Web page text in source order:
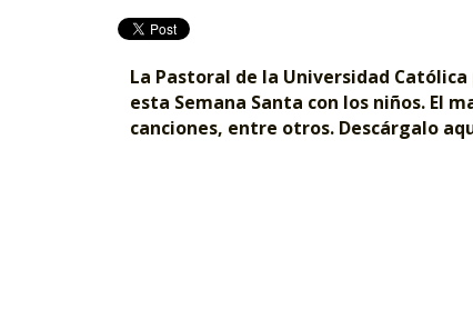
La Pastoral de la Universidad
esta Semana Santa con los niños. El
canciones, entre otros. Descárgalo